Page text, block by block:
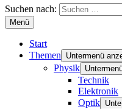
Suchen nach:
Menü
Start
Themen
Untermenü
Physik
Technik
Elektronik
Optik